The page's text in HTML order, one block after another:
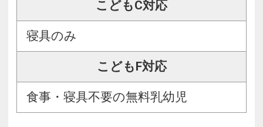
こどもC対応
寝具のみ
こどもF対応
食事・寝具不要の無料乳幼児